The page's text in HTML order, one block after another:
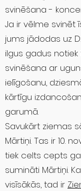
svinēšana -
Ja ir vēlme svinēt
jums jādodas uz
ilgus gadus
svinēšana ar
ielīgošanu,
kārtīgu
garumā.
Savukārt ziemas
Mārtiņi. Tas ir 10.
tiek celts cepts
sumināti Mārtiņi.
visīsākās, tad ir